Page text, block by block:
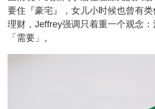
要住『豪宅』，女儿小时候也曾有
理财，Jeffrey强调只着重一个观念
「需要」。